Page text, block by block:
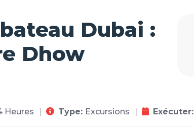
Dubai :
Dhow
Heures Type: Excursions Exécuter: